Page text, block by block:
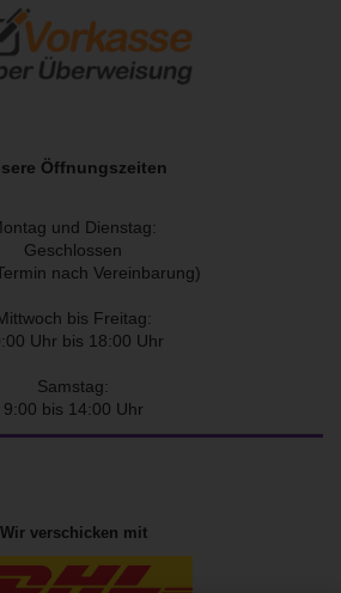
Öffnungszeiten
und Dienstag:
Geschlossen
nach Vereinbarung)
bis Freitag:
Uhr bis 18:00 Uhr
Samstag:
9:00 bis 14:00 Uhr
Wir verschicken mit